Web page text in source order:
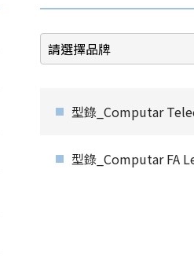
型錄_Computar
型錄_Computar FA